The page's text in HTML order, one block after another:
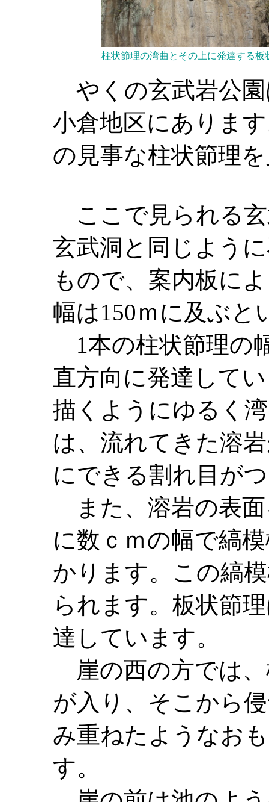
柱状節理の湾曲とその上に発達する板
やくの玄武岩公園
小倉地区にありま
の見事な柱状節理
ここで見られる
玄武洞と同じよう
もので、案内板に
幅は150ｍに及ぶと
1本の柱状節理の
直方向に発達して
描くようにゆるく
は、流れてきた溶
にできる割れ目が
また、溶岩の表面
に数ｃｍの幅で縞
かります。この縞
られます。板状節
達しています。
崖の西の方では、
が入り、そこから
み重ねたようなお
す。